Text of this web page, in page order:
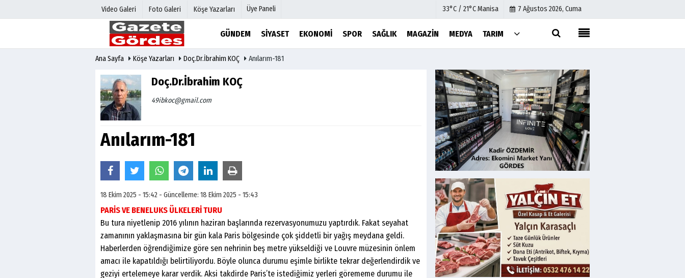
Video Galeri Foto Galeri Köşe Yazarları Üye Paneli 33°C / 21°C Manisa 7 Ağustos 2026, Cuma
GÜNDEM SIYASET EKONOMI SPOR SAĞLIK MAGAZIN MEDYA TARIM
Hava Durumu
Gazete Manşetleri
Biyografiler
İletişim
Çerez Politikası
Gizlilik İlkeleri
Ana Sayfa Köşe Yazarları Doç.Dr.İbrahim KOÇ Anılarım-181
Doç.Dr.İbrahim KOÇ
49ibkoc@gmail.com
Anılarım-181
18 Ekim 2025 - 15:42 - Güncelleme: 18 Ekim 2025 - 15:43
PARİS VE BENELUKS ÜLKELERİ TURU
Bu tura niyetlenip 2016 yılının haziran başlarında rezervasyonumuzu yaptırdık. Fakat seyahat
zamanının yaklaşmasına bir gün kala Paris bölgesinde çok şiddetli bir yağış meydana geldi.
Haberlerden öğrendiğimize göre sen nehrinin beş metre yükseldiği ve Louvre müzesinin önlem
amacı ile kapatıldığı belirtiliyordu. Böyle olunca durumu eşimle birlikte tekrar değerlendirdik ve
geziyi ertelemeye karar verdik. Aksi takdirde Paris’te istediğimiz yerleri görememe durumu ile